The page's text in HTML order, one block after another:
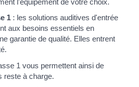
1 : les solutions auditives d'entrée
aux besoins essentiels en
garantie de qualité. Elles entrent
1 vous permettent ainsi de
reste à charge.